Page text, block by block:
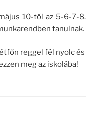
10-től az 5-6-7-8.
tanulnak.
reggel fél nyolc és
meg az iskolába!